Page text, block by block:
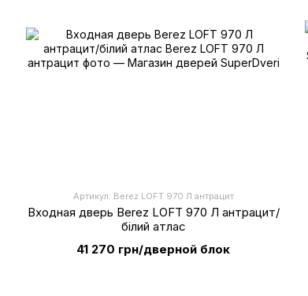
Артикул: Berez LOFT 970 Л антрацит
Входная дверь Berez LOFT 970 Л антрацит/
білий атлас
41 270 грн/дверной блок